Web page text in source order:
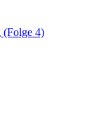
(Folge 4)